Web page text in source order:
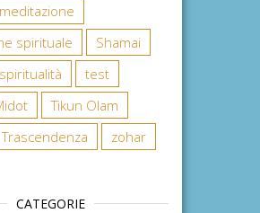
spirituale
Shamai
spiritualità
test
Tikun Olam
Trascendenza zohar
CATEGORIE